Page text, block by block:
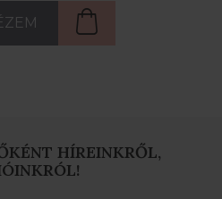
HÍREINKRŐL,